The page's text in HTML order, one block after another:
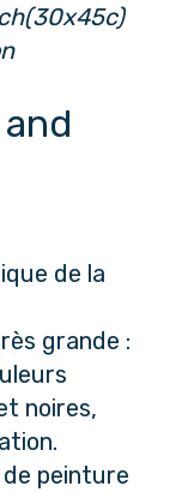
de la
grande :
noires,
peinture